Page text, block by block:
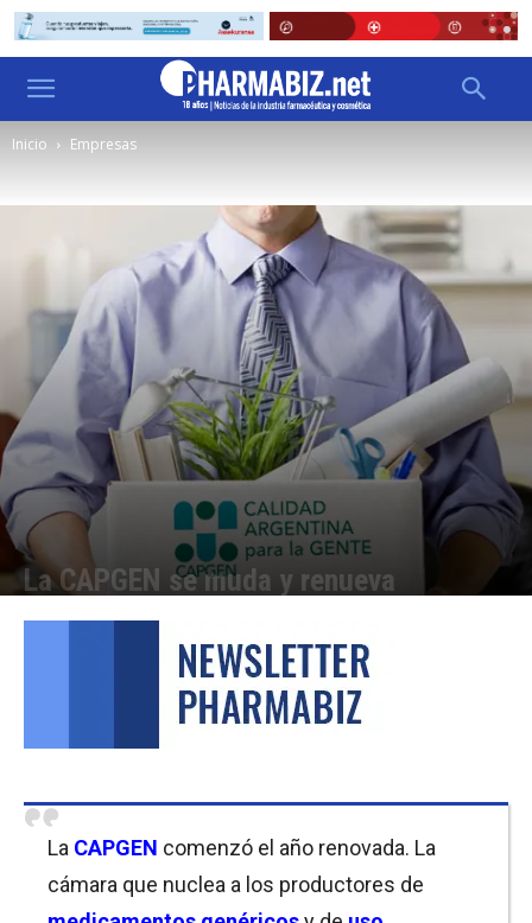
Inicio Empresas
La CAPGEN se muda y renueva
La CAPGEN comenzó el año renovada. La
cámara que nuclea a los productores de